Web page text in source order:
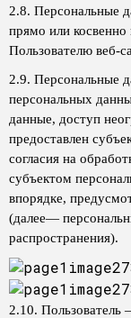
2.8. Персональные
прямо или
Пользователю веб-
2.9. Персональные
персональных
данные, доступ
предоставлен
согласия на
субъектом
впорядке,
(далее—
распространения).
2.10. Пользователь